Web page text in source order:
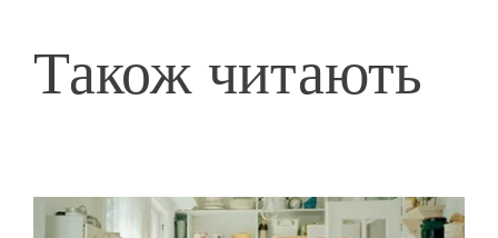
Також читають